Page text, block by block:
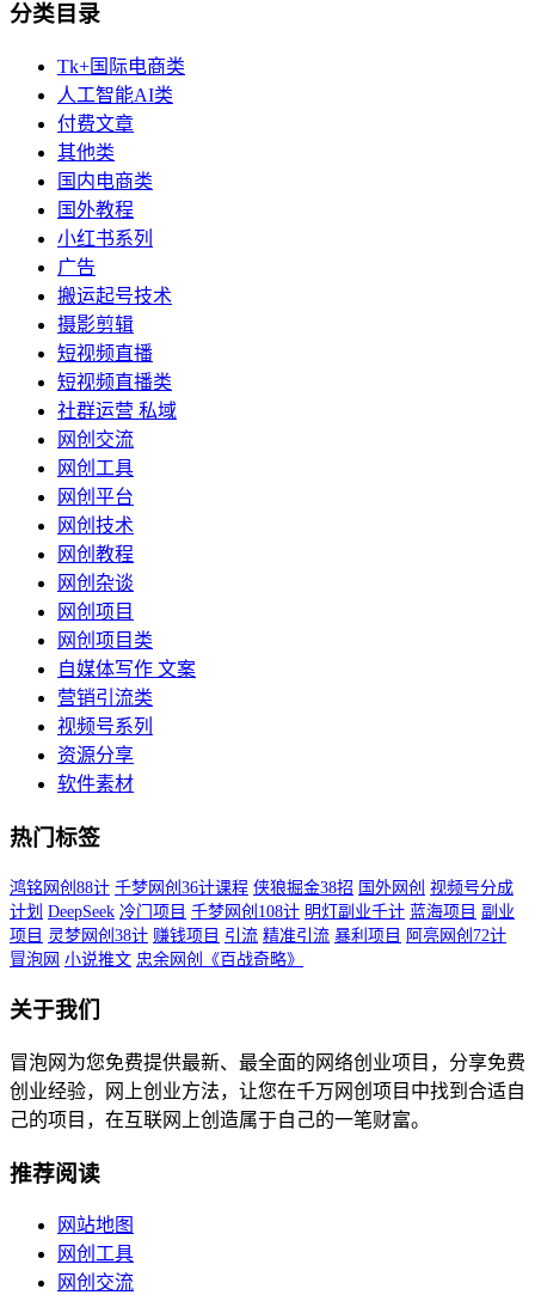
分类目录
Tk+国际电商类
人工智能AI类
付费文章
其他类
国内电商类
国外教程
小红书系列
广告
搬运起号技术
摄影剪辑
短视频直播
短视频直播类
社群运营 私域
网创交流
网创工具
网创平台
网创技术
网创教程
网创杂谈
网创项目
网创项目类
自媒体写作 文案
营销引流类
视频号系列
资源分享
软件素材
热门标签
鸿铭网创88计 千梦网创36计课程 侠狼掘金38招 国外网创 视频号分成
计划 DeepSeek 冷门项目 千梦网创108计 明灯副业千计 蓝海项目 副业
项目 灵梦网创38计 赚钱项目 引流 精准引流 暴利项目 阿亮网创72计
冒泡网 小说推文 忠余网创《百战奇略》
关于我们
冒泡网为您免费提供最新、最全面的网络创业项目，分享免费
创业经验，网上创业方法，让您在千万网创项目中找到合适自
己的项目，在互联网上创造属于自己的一笔财富。
推荐阅读
网站地图
网创工具
网创交流